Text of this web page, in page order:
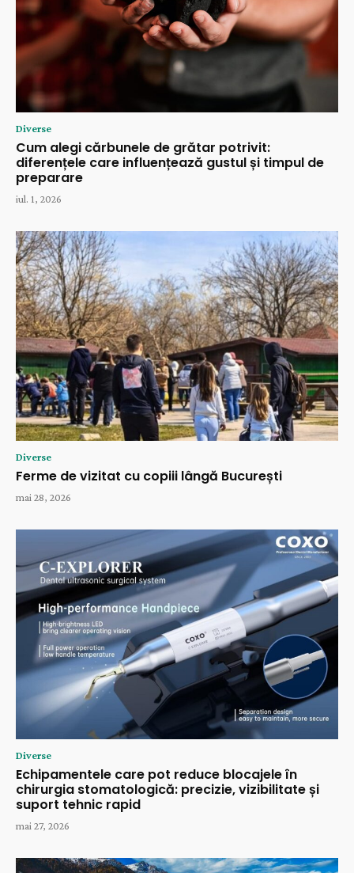
Diverse
Cum alegi cărbunele de grătar potrivit:
diferențele care influențează gustul și timpul de
preparare
iul. 1, 2026
Diverse
Ferme de vizitat cu copiii lângă București
mai 28, 2026
Diverse
Echipamentele care pot reduce blocajele în
chirurgia stomatologică: precizie, vizibilitate și
suport tehnic rapid
mai 27, 2026